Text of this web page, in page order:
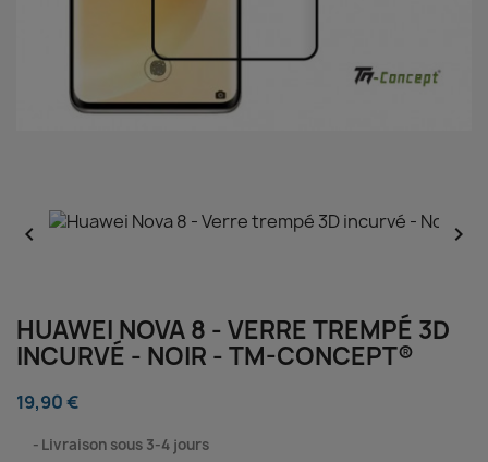
 
HUAWEI NOVA 8 - VERRE TREMPÉ 3D
INCURVÉ - NOIR - TM-CONCEPT®
19,90 €
Livraison sous 3-4 jours